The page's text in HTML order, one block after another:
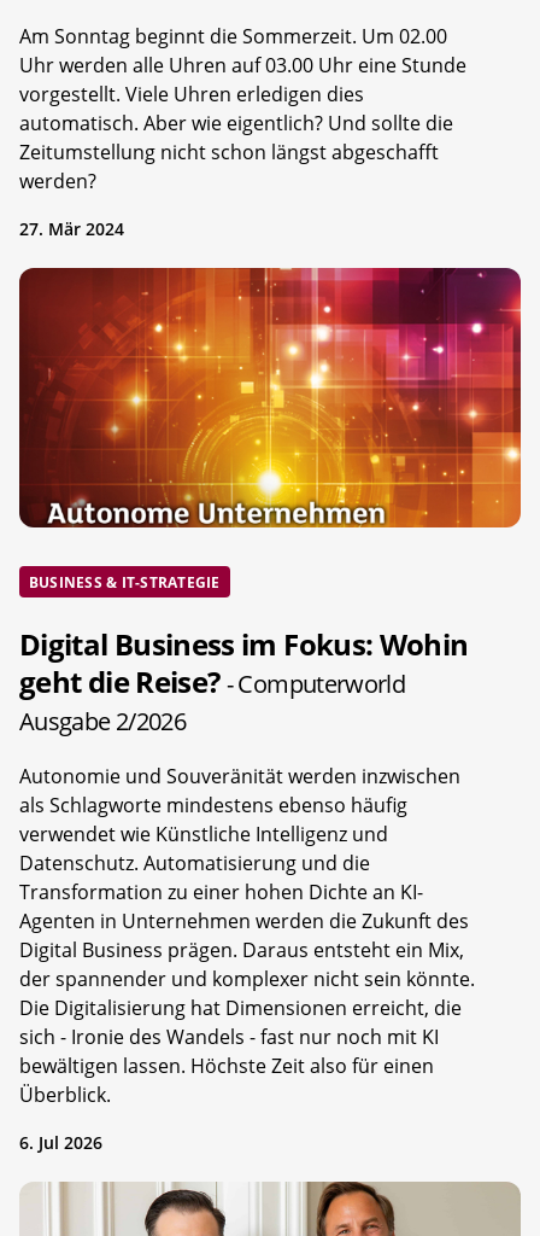
Am Sonntag beginnt die Sommerzeit. Um 02.00
Uhr werden alle Uhren auf 03.00 Uhr eine Stunde
vorgestellt. Viele Uhren erledigen dies
automatisch. Aber wie eigentlich? Und sollte die
Zeitumstellung nicht schon längst abgeschafft
werden?
27. Mär 2024
BUSINESS & IT-STRATEGIE
Digital Business im Fokus: Wohin
geht die Reise?- Computerworld
Ausgabe 2/2026
Autonomie und Souveränität werden inzwischen
als Schlagworte mindestens ebenso häufig
verwendet wie Künstliche Intelligenz und
Datenschutz. Automatisierung und die
Transformation zu einer hohen Dichte an KI-
Agenten in Unternehmen werden die Zukunft des
Digital Business prägen. Daraus entsteht ein Mix,
der spannender und komplexer nicht sein könnte.
Die Digitalisierung hat Dimensionen erreicht, die
sich - Ironie des Wandels - fast nur noch mit KI
bewältigen lassen. Höchste Zeit also für einen
Überblick.
6. Jul 2026